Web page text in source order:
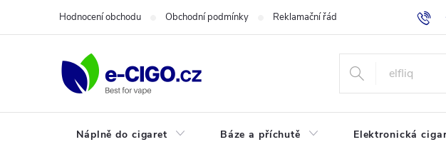
Hodnocení obchodu Obchodní podmínky Reklamační řád Jak
Náplně do cigaret Báze a příchutě Elektronická